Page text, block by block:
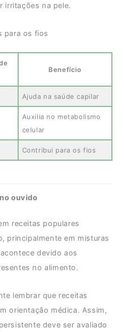
irritações na pele.
para os fios
Benefício
Ajuda na saúde capilar
Auxilia no metabolismo
celular
Contribui para os fios
ouvido
receitas populares
principalmente em misturas
devido aos
no alimento.
lembrar que receitas
orientação médica. Assim,
deve ser avaliado